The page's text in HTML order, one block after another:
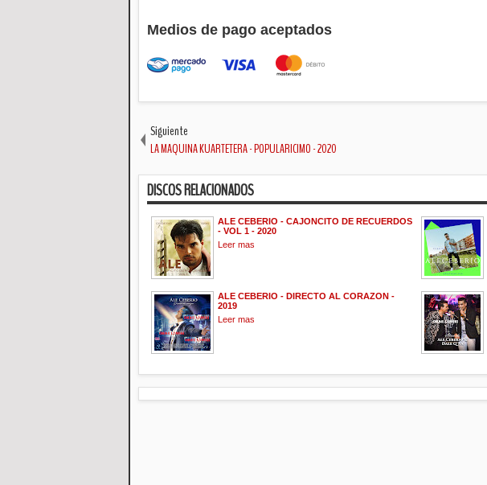
Medios de pago aceptados
Siguiente
LA MAQUINA KUARTETERA - POPULARICIMO - 2020
DISCOS RELACIONADOS
ALE CEBERIO - CAJONCITO DE RECUERDOS
- VOL 1 - 2020
Leer mas
ALE CEBERIO - DIRECTO AL CORAZON -
2019
Leer mas